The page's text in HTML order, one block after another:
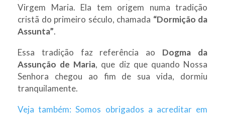
Virgem Maria. Ela tem origem numa tradição
cristã do primeiro século, chamada “Dormição da
Assunta”.
Essa tradição faz referência ao Dogma da
Assunção de Maria, que diz que quando Nossa
Senhora chegou ao fim de sua vida, dormiu
tranquilamente.
Veja também: Somos obrigados a acreditar em